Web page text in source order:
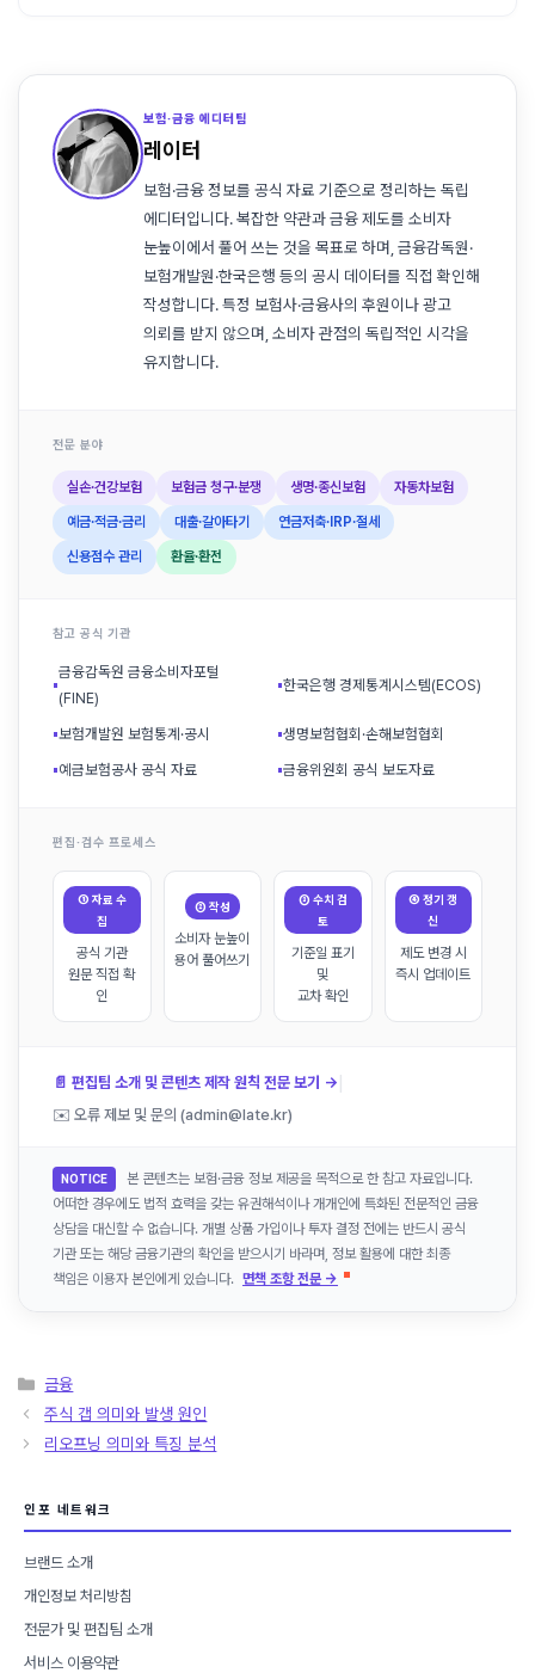
보험·금융 에디터팀
레이터
보험·금융 정보를 공식 자료 기준으로 정리하는 독립
에디터입니다. 복잡한 약관과 금융 제도를 소비자
눈높이에서 풀어 쓰는 것을 목표로 하며, 금융감독원·
보험개발원·한국은행 등의 공시 데이터를 직접 확인해
작성합니다. 특정 보험사·금융사의 후원이나 광고
의뢰를 받지 않으며, 소비자 관점의 독립적인 시각을
유지합니다.
전문 분야
실손·건강보험 보험금 청구·분쟁 생명·종신보험 자동차보험
예금·적금·금리 대출·갈아타기 연금저축·IRP·절세
신용점수 관리 환율·환전
참고 공식 기관
▪
금융감독원 금융소비자포털
(FINE)
▪한국은행 경제통계시스템(ECOS)
▪보험개발원 보험통계·공시 ▪생명보험협회·손해보험협회
▪예금보험공사 공식 자료 ▪금융위원회 공식 보도자료
편집·검수 프로세스
① 자료 수
집
공식 기관
원문 직접 확
인
② 작성
소비자 눈높이
용어 풀어쓰기
③ 수치 검
토
기준일 표기
및
교차 확인
④ 정기 갱
신
제도 변경 시
즉시 업데이트
📄 편집팀 소개 및 콘텐츠 제작 원칙 전문 보기 → |
✉️ 오류 제보 및 문의 (admin@late.kr)
NOTICE
본 콘텐츠는 보험·금융 정보 제공을 목적으로 한 참고 자료입니다.
어떠한 경우에도 법적 효력을 갖는 유권해석이나 개개인에 특화된 전문적인 금융
상담을 대신할 수 없습니다. 개별 상품 가입이나 투자 결정 전에는 반드시 공식
기관 또는 해당 금융기관의 확인을 받으시기 바라며, 정보 활용에 대한 최종
책임은 이용자 본인에게 있습니다. 면책 조항 전문 →
카
테
리
금융
주식 갭 의미와 발생 원인
리오프닝 의미와 특징 분석
인포 네트워크
브랜드 소개
개인정보 처리방침
전문가 및 편집팀 소개
서비스 이용약관